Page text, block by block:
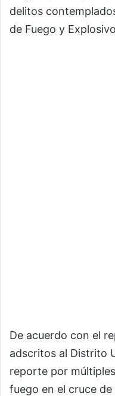
delitos
de Fuego y
De acuerdo con el
adscritos al Distrito
reporte por
fuego en el cruce